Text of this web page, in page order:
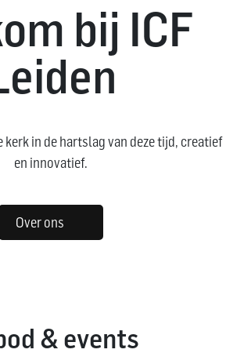
bij ICF
kerk in de hartslag van deze tijd, creatief
en innovatief.
Over ons
& events